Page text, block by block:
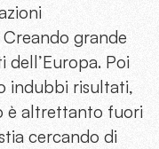
grande
dell’Europa. Poi
indubbi risultati,
è altrettanto fuori
cercando di